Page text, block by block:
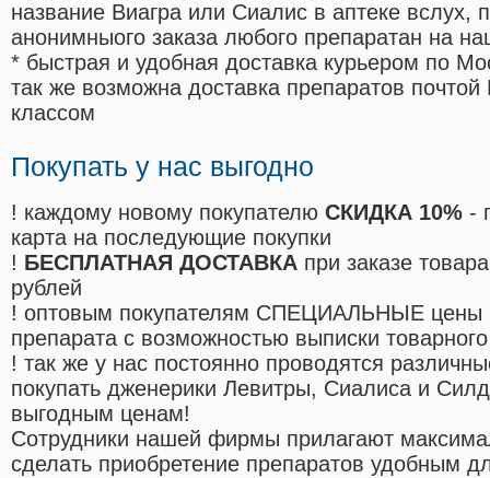
название Виагра или Сиалис в аптеке вслух,
анонимныого заказа любого препаратан на
* быстрая и удобная доставка курьером по
так же возможна доставка препаратов
классом
Покупать у нас выгодно
! каждому новому покупателю СКИДКА 10% -
карта на последующие покупки
! БЕСПЛАТНАЯ ДОСТАВКА при заказе
рублей
! оптовым покупателям СПЕЦИАЛЬНЫЕ цены
препарата с возможностью выписки
! так же у нас постоянно проводятся
покупать дженерики Левитры, Сиалиса и
выгодным ценам!
Cотрудники нашей фирмы прилагают
сделать приобретение препаратов удобным